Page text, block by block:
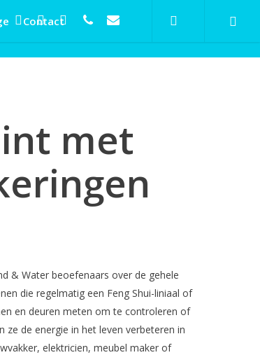
Contact
twitterfacebook
linkedinphone email
met
& Water beoefenaars over de gehele
die regelmatig een Feng Shui-liniaal of
en deuren meten om te controleren of
de energie in het leven verbeteren in
elektricien, meubel maker of